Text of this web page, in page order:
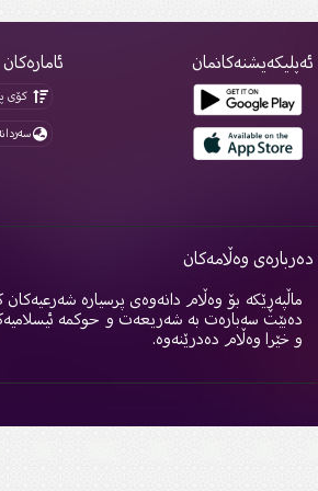
ئامارەکان
کۆی
وەڵامەکان
ماڵپەڕێکە بۆ وەڵام دانەوەی پرسیارە شەرعیەکان
دەبێت سەبارەت بە شەریعەت و حوکمە
و خێرا وەڵام دەدرێنەوە.